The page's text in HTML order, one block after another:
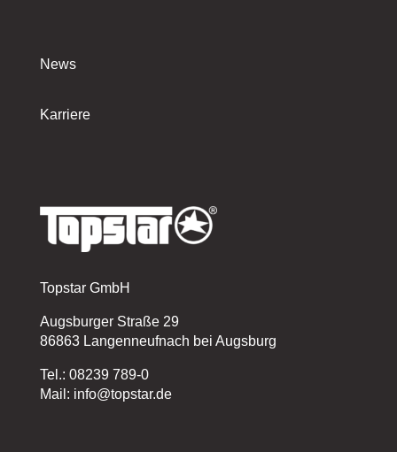
News
Karriere
Topstar GmbH
Augsburger Straße 29
86863 Langenneufnach bei Augsburg
Tel.: 08239 789-0
Mail: info@topstar.de